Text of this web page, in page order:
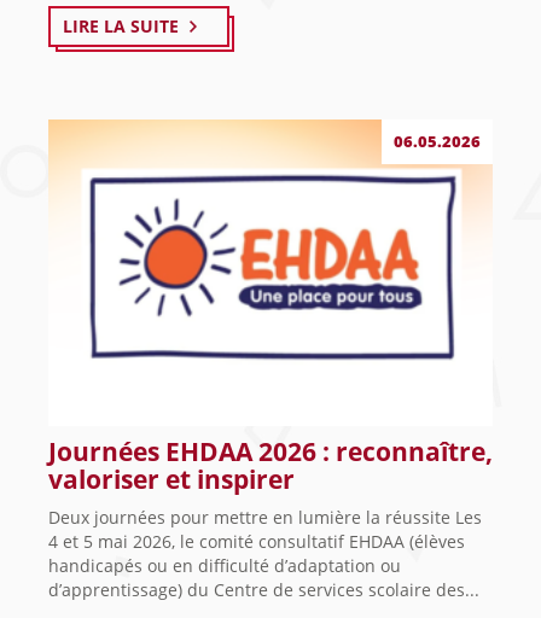
LIRE LA SUITE
06.05.2026
Journées EHDAA 2026 : reconnaître,
valoriser et inspirer
Deux journées pour mettre en lumière la réussite Les
4 et 5 mai 2026, le comité consultatif EHDAA (élèves
handicapés ou en difficulté d’adaptation ou
d’apprentissage) du Centre de services scolaire des...